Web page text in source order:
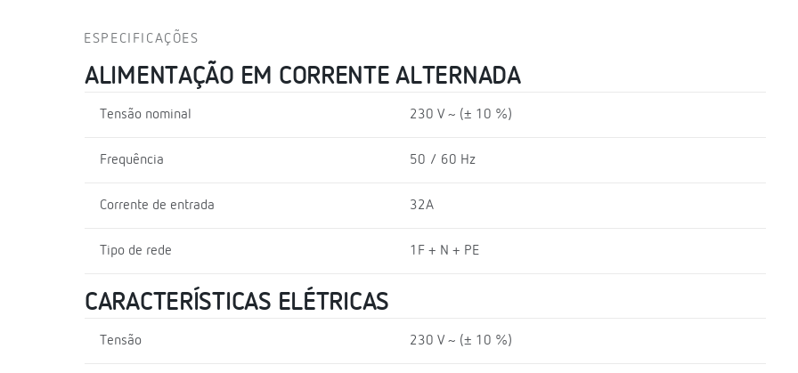
ESPECIFICAÇÕES
ALIMENTAÇÃO EM CORRENTE ALTERNADA
Tensão nominal 230 V ~ (± 10 %)
Frequência 50 / 60 Hz
Corrente de entrada 32A
Tipo de rede 1F + N + PE
CARACTERÍSTICAS ELÉTRICAS
Tensão 230 V ~ (± 10 %)